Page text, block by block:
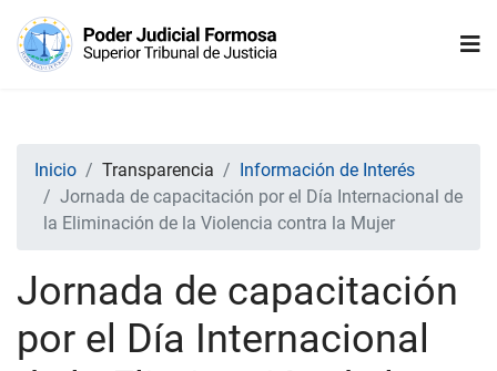
Inicio Transparencia
Información de Interés
Jornada de capacitación por el Día Internacional de
la Eliminación de la Violencia contra la Mujer
Jornada de capacitación
por el Día Internacional